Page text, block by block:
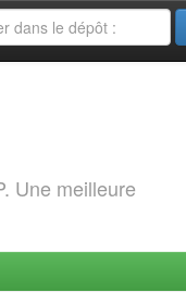
Une meilleure